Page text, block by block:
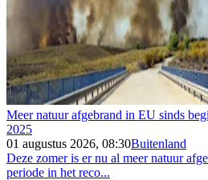
Meer natuur afgebrand in EU sinds
2025
01 augustus 2026, 08:30Buitenland
Deze zomer is er nu al meer natuur
periode in het reco...